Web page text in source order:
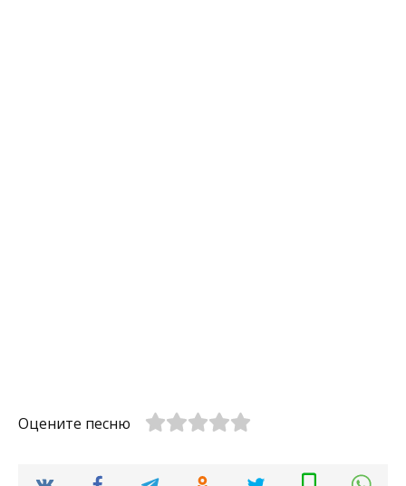
Оцените песню